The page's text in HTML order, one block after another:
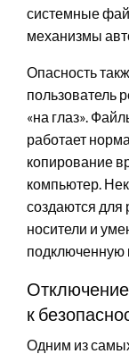
системные
механизмы
Опасность
пользователь
«на глаз».
работает
копирование
компьютер.
создаются для
носители и
подключенную
Отключение
к
Одним из